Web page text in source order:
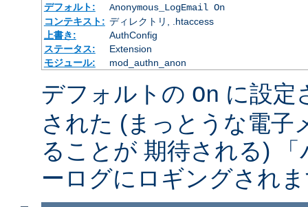
デフォルト:
Anonymous_LogEmail On
コンテキスト: ディレクトリ, .htaccess
上書き:
AuthConfig
ステータス:
Extension
モジュール:
mod_authn_anon
デフォルトの On に設定
された (まっとうな電子
ることが 期待される)
ーログにロギングされ